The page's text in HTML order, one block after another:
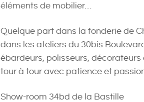
éléments de mobilier…
Quelque part dans la fonderie de
dans les ateliers du 30bis
ébardeurs, polisseurs,
tour à tour avec patience et
Show-room 34bd de la Bastille